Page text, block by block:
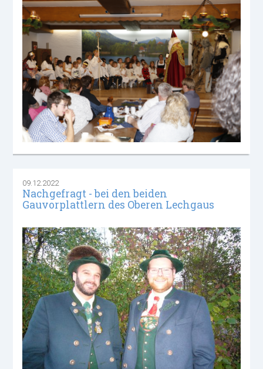
09.12.2022
Nachgefragt - bei den beiden
Gauvorplattlern des Oberen Lechgaus